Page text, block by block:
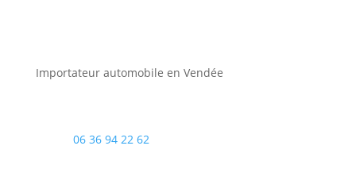
Importateur automobile en Vendée
06 36 94 22 62